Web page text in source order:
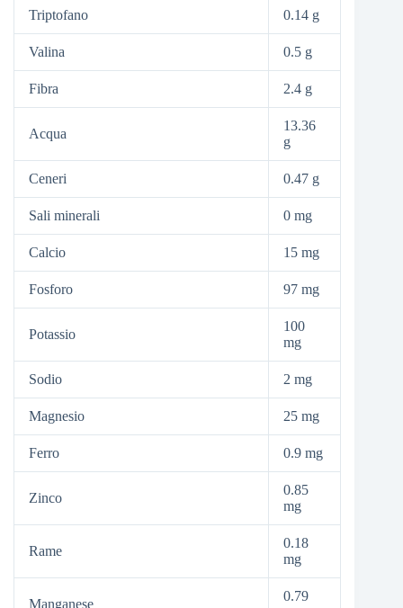
Triptofano 0.14 g
Valina 0.5 g
Fibra 2.4 g
Acqua
13.36
g
Ceneri 0.47 g
Sali minerali 0 mg
Calcio 15 mg
Fosforo 97 mg
Potassio
100
mg
Sodio 2 mg
Magnesio 25 mg
Ferro 0.9 mg
Zinco
0.85
mg
Rame
0.18
mg
Manganese
0.79